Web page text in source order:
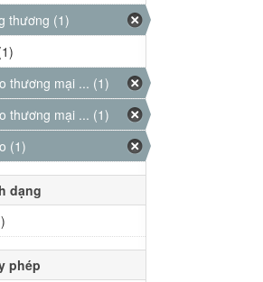
thương (1)
thương mại ... (1)
thương mại ... (1)
(1)
dạng
phép